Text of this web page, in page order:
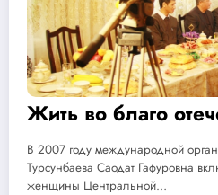
Жить во благо
В 2007 году международной
Турсунбаева Саодат Гафуровна
женщины Центральной…